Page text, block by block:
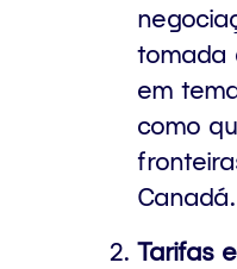
tomada
em
como
Canadá.
Tarifas